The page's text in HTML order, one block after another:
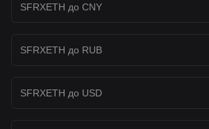
SFRXETH до CNY
SFRXETH до RUB
SFRXETH до USD